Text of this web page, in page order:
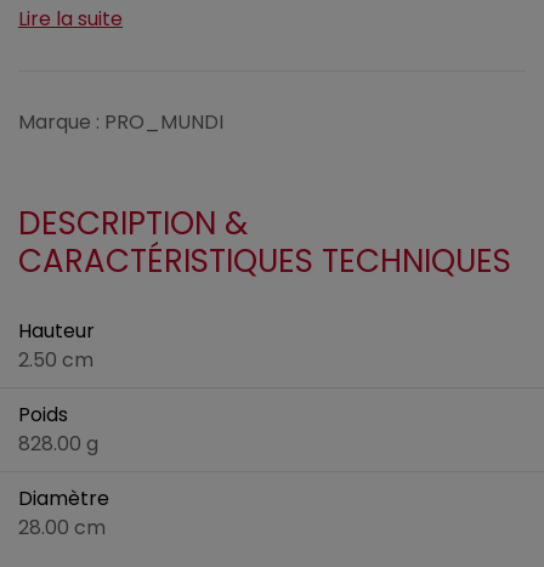
Lire la suite
Marque : PRO_MUNDI
DESCRIPTION &
CARACTÉRISTIQUES TECHNIQUES
Hauteur
2.50 cm
Poids
828.00 g
Diamètre
28.00 cm